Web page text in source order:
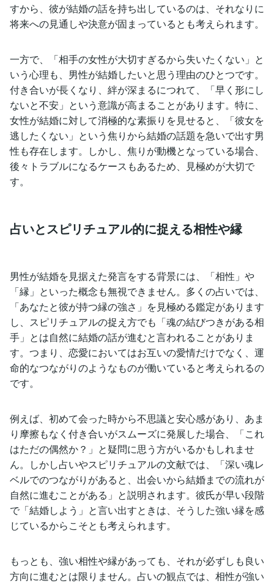
すから、彼が結婚の話を持ち出しているのは、それなりに
将来への見通しや決意が固まっているとも考えられます。
一方で、「相手の女性が大切すぎるから失いたくない」と
いう心理も、男性が結婚したいと思う理由のひとつです。
付き合いが長くなり、絆が深まるにつれて、「早く形にし
ないと不安」という意識が高まることがあります。特に、
女性が結婚に対して消極的な素振りを見せると、「彼女を
逃したくない」という焦りから結婚の話題を急いで出す男
性も存在します。しかし、焦りが動機となっている場合、
後々トラブルになるケースもあるため、見極めが大切で
す。
占いとスピリチュアル的に捉える相性や縁
男性が結婚を見据えた発言をする背景には、「相性」や
「縁」といった概念も無視できません。多くの占いでは、
「あなたと彼が持つ縁の強さ」を見極める鑑定があります
し、スピリチュアルの捉え方でも「魂の結びつきがある相
手」とは自然に結婚の話が進むと言われることがありま
す。つまり、恋愛においてはお互いの愛情だけでなく、運
命的なつながりのようなものが働いていると考えられるの
です。
例えば、初めて会った時から不思議と安心感があり、あま
り摩擦もなく付き合いがスムーズに発展した場合、「これ
はただの偶然か？」と疑問に思う方がいるかもしれませ
ん。しかし占いやスピリチュアルの文献では、「深い魂レ
ベルでのつながりがあると、出会いから結婚までの流れが
自然に進むことがある」と説明されます。彼氏が早い段階
で「結婚しよう」と言い出すときは、そうした強い縁を感
じているからこそとも考えられます。
もっとも、強い相性や縁があっても、それが必ずしも良い
方向に進むとは限りません。占いの観点では、相性が強い